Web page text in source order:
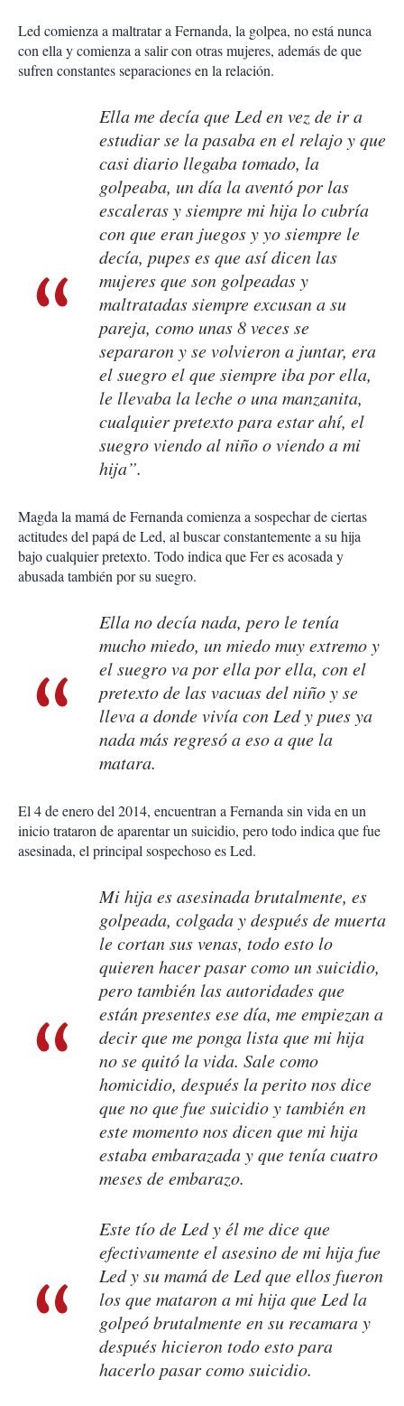
Led comienza a maltratar a Fernanda, la golpea, no está nunca
con ella y comienza a salir con otras mujeres, además de que
sufren constantes separaciones en la relación.
Ella me decía que Led en vez de ir a
estudiar se la pasaba en el relajo y que
casi diario llegaba tomado, la
golpeaba, un día la aventó por las
escaleras y siempre mi hija lo cubría
con que eran juegos y yo siempre le
decía, pupes es que así dicen las
mujeres que son golpeadas y
maltratadas siempre excusan a su
pareja, como unas 8 veces se
separaron y se volvieron a juntar, era
el suegro el que siempre iba por ella,
le llevaba la leche o una manzanita,
cualquier pretexto para estar ahí, el
suegro viendo al niño o viendo a mi
hija”.
Magda la mamá de Fernanda comienza a sospechar de ciertas
actitudes del papá de Led, al buscar constantemente a su hija
bajo cualquier pretexto. Todo indica que Fer es acosada y
abusada también por su suegro.
Ella no decía nada, pero le tenía
mucho miedo, un miedo muy extremo y
el suegro va por ella por ella, con el
pretexto de las vacuas del niño y se
lleva a donde vivía con Led y pues ya
nada más regresó a eso a que la
matara.
El 4 de enero del 2014, encuentran a Fernanda sin vida en un
inicio trataron de aparentar un suicidio, pero todo indica que fue
asesinada, el principal sospechoso es Led.
Mi hija es asesinada brutalmente, es
golpeada, colgada y después de muerta
le cortan sus venas, todo esto lo
quieren hacer pasar como un suicidio,
pero también las autoridades que
están presentes ese día, me empiezan a
decir que me ponga lista que mi hija
no se quitó la vida. Sale como
homicidio, después la perito nos dice
que no que fue suicidio y también en
este momento nos dicen que mi hija
estaba embarazada y que tenía cuatro
meses de embarazo.
Este tío de Led y él me dice que
efectivamente el asesino de mi hija fue
Led y su mamá de Led que ellos fueron
los que mataron a mi hija que Led la
golpeó brutalmente en su recamara y
después hicieron todo esto para
hacerlo pasar como suicidio.